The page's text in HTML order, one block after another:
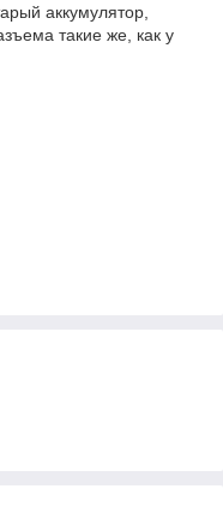
аккумулятор,
такие же, как у